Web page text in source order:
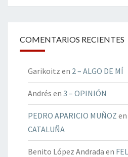
COMENTARIOS RECIENTES
Garikoitz en 2 – ALGO DE MÍ
Andrés en 3 – OPINIÓN
PEDRO APARICIO MUÑOZ en
CATALUÑA
Benito López Andrada en